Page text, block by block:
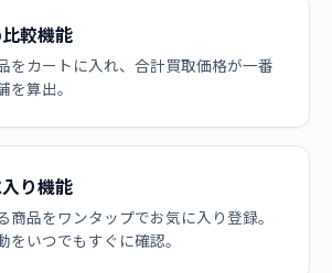
較機能
をカートに入れ、合計買取価格が一番
を算出。
り機能
商品をワンタップでお気に入り登録。
をいつでもすぐに確認。